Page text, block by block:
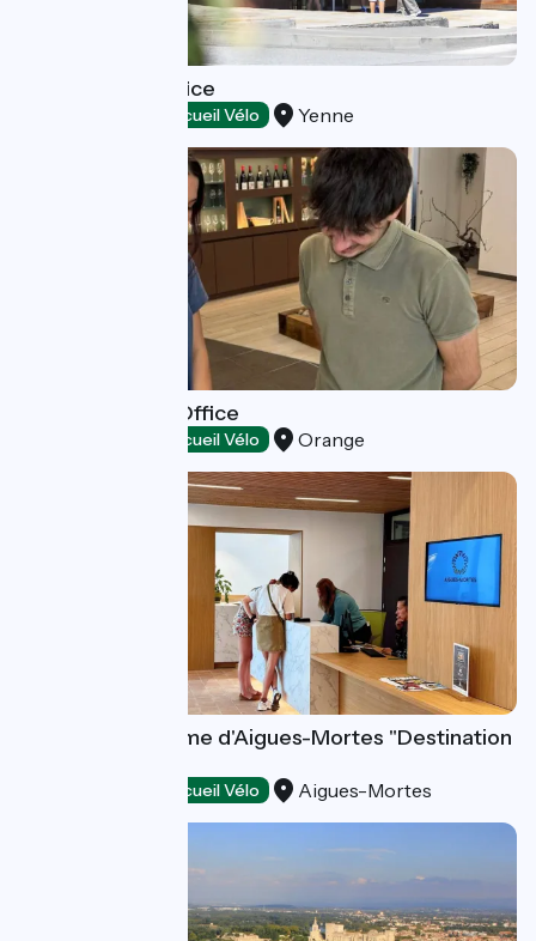
Yenne tourist office
Accueil Vélo Yenne
Orange Tourist Office
Accueil Vélo Orange
Office de Tourisme d'Aigues-Mortes "Destination
Accueil Vélo Aigues-Mortes